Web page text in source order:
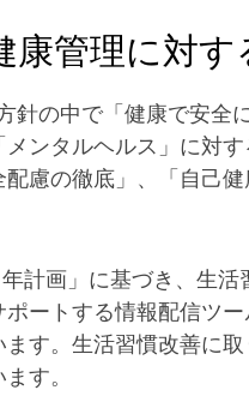
康管理に対す
針の中で「健康で安全
メンタルヘルス」に対
慮の徹底」、「自己
計画」に基づき、生
ートする情報配信ツ
す。生活習慣改善に
す。